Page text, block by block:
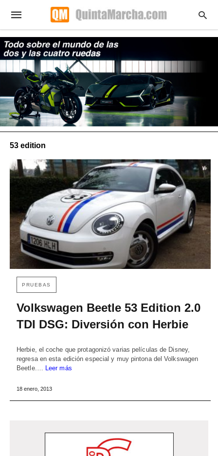
53 edition
PRUEBAS
Volkswagen Beetle 53 Edition 2.0
TDI DSG: Diversión con Herbie
Herbie, el coche que protagonizó varias películas de Disney,
regresa en esta edición especial y muy pintona del Volkswagen
Beetle.… Leer más
18 enero, 2013